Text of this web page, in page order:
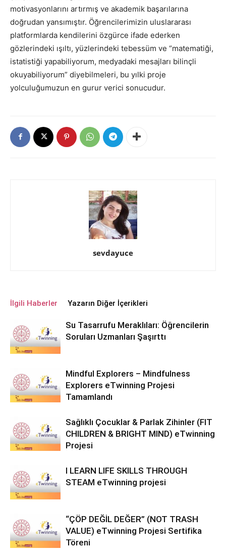
motivasyonlarını artırmış ve akademik başarılarına
doğrudan yansımıştır. Öğrencilerimizin uluslararası
platformlarda kendilerini özgürce ifade ederken
gözlerindeki ışıltı, yüzlerindeki tebessüm ve “matematiği,
istatistiği yapabiliyorum, medyadaki mesajları bilinçli
okuyabiliyorum” diyebilmeleri, bu yılki proje
yolculuğumuzun en gurur verici sonucudur.
sevdayuce
İlgili Haberler Yazarın Diğer İçerikleri
Su Tasarrufu Meraklıları: Öğrencilerin
Soruları Uzmanları Şaşırttı
Mindful Explorers – Mindfulness
Explorers eTwinning Projesi
Tamamlandı
Sağlıklı Çocuklar & Parlak Zihinler (FIT
CHILDREN & BRIGHT MIND) eTwinning
Projesi
I LEARN LIFE SKILLS THROUGH
STEAM eTwinning projesi
“ÇÖP DEĞİL DEĞER” (NOT TRASH
VALUE) eTwinning Projesi Sertifika
Töreni